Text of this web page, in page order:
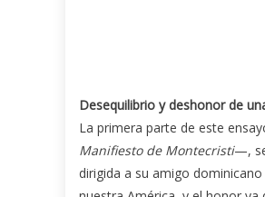
Desequilibrio y deshonor de
La primera parte de este
Manifiesto de Montecristi—,
dirigida a su amigo dominicano